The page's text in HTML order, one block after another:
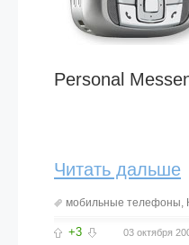
Personal
Читать дальше
мобильные телефоны,
+3 03 октября